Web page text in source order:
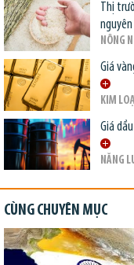
Thị
NÔNG
Giá
KIM
Giá
NĂNG
CÙNG CHUYÊN MỤC